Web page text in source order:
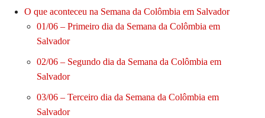
O que aconteceu na Semana da Colômbia em Salvador
01/06 – Primeiro dia da Semana da Colômbia em
Salvador
02/06 – Segundo dia da Semana da Colômbia em
Salvador
03/06 – Terceiro dia da Semana da Colômbia em
Salvador